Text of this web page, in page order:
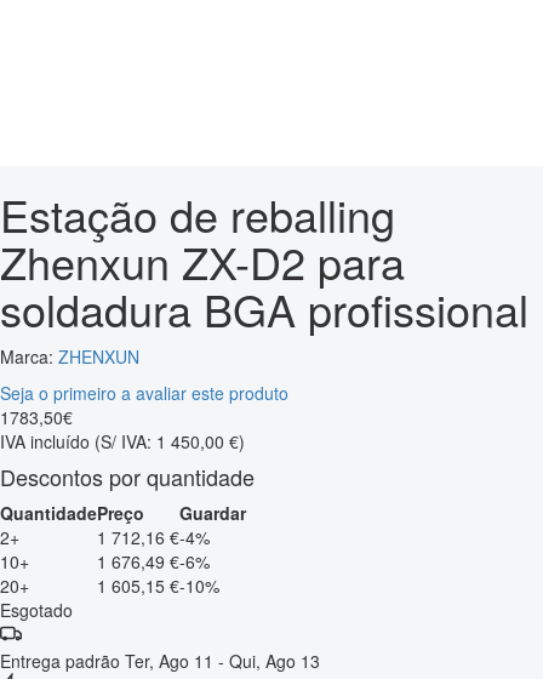
Estação de reballing
Zhenxun ZX-D2 para
soldadura BGA profissional
Marca: ZHENXUN
Seja o primeiro a avaliar este produto
1783,50€
IVA incluído (S/ IVA: 1 450,00 €)
Descontos por quantidade
QuantidadePreço
Guardar
2+
1 712,16 €-4%
10+
1 676,49 €-6%
20+
1 605,15 €-10%
Esgotado
Entrega padrão Ter, Ago 11 - Qui, Ago 13